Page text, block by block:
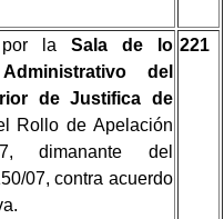
por la Sala de lo
del
de Justifica de
Rollo de Apelación
dimanante del
07, contra acuerdo
221